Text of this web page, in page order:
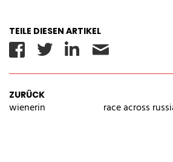
TEILE DIESEN ARTIKEL
Facebook
Twitter
Linkedin
ZURÜCK
wienerin race across